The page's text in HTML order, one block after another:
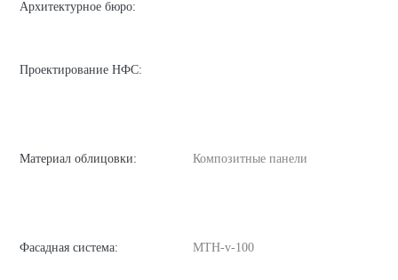
Архитектурное бюро:
Проектирование НФС:
Материал облицовки: Композитные панели
Фасадная система: MTH-v-100